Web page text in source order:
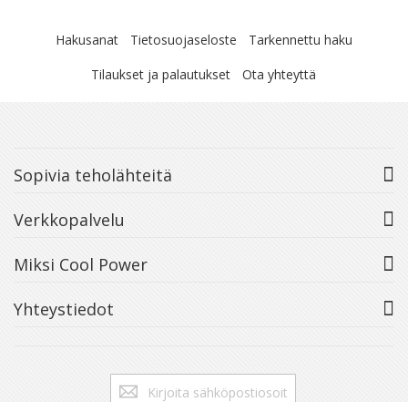
Hakusanat Tietosuojaseloste
Tarkennettu haku
Tilaukset ja palautukset
Ota yhteyttä
Sopivia teholähteitä
Verkkopalvelu
Miksi Cool Power
Yhteystiedot
Tilaa